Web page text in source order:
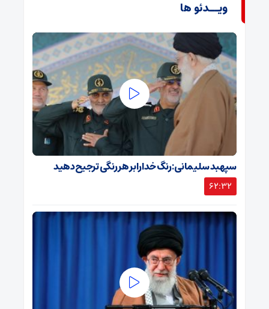
ویــدئو ها
سپهبد سلیمانی: رنگ خدا را بر هر رنگی ترجیح دهید
62:32